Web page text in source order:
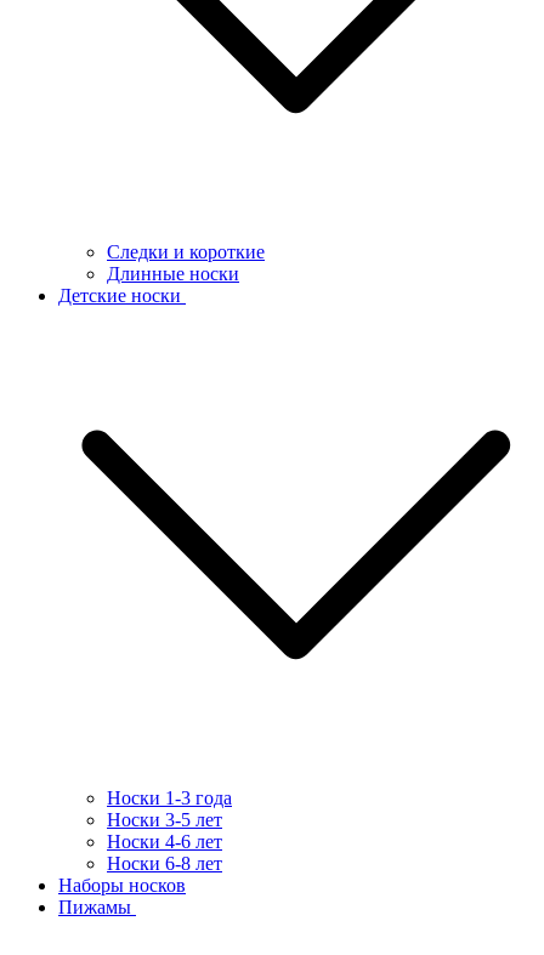
Следки и короткие
Длинные носки
Детские носки
Носки 1-3 года
Носки 3-5 лет
Носки 4-6 лет
Носки 6-8 лет
Наборы носков
Пижамы